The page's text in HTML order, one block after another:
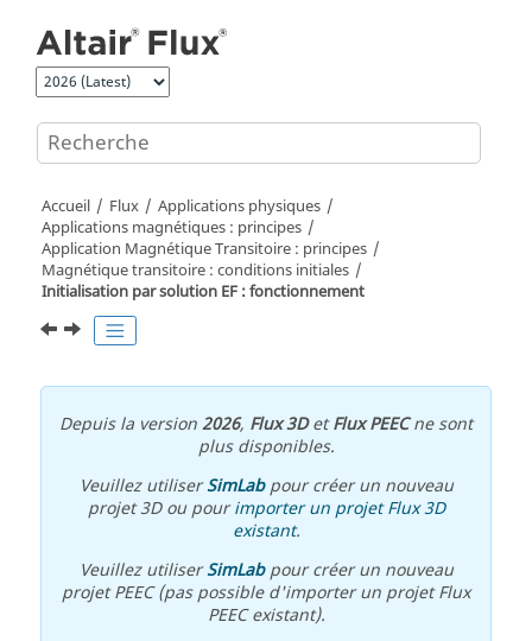
Accueil Flux
Applications physiques
Applications magnétiques : principes
Application Magnétique Transitoire : principes
Magnétique transitoire : conditions initiales
Initialisation par solution EF : fonctionnement
Depuis la version2026, Flux 3DetFlux PEECne sont
plus disponibles.
Veuillez utiliserSimLabpour créer un nouveau
projet 3D ou pourimporter un projet Flux 3D
existant.
Veuillez utiliserSimLabpour créer un nouveau
projet PEEC (pas possible d'importer un projet Flux
PEEC existant).